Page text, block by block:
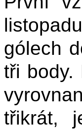
gólech
tři body.
třikrát,